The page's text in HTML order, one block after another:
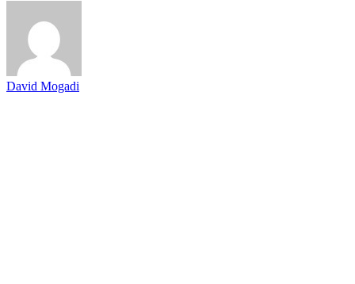
David Mogadi